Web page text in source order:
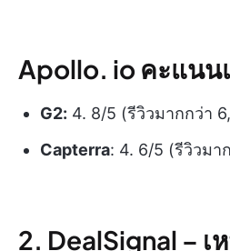
Apollo. io คะแนน
G2: 4. 8/5 (รีวิวมากกว่า
Capterra: 4. 6/5 (รีวิวมา
2. DealSignal – เ